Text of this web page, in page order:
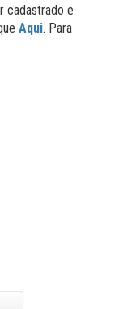
cadastrado e
Aqui. Para